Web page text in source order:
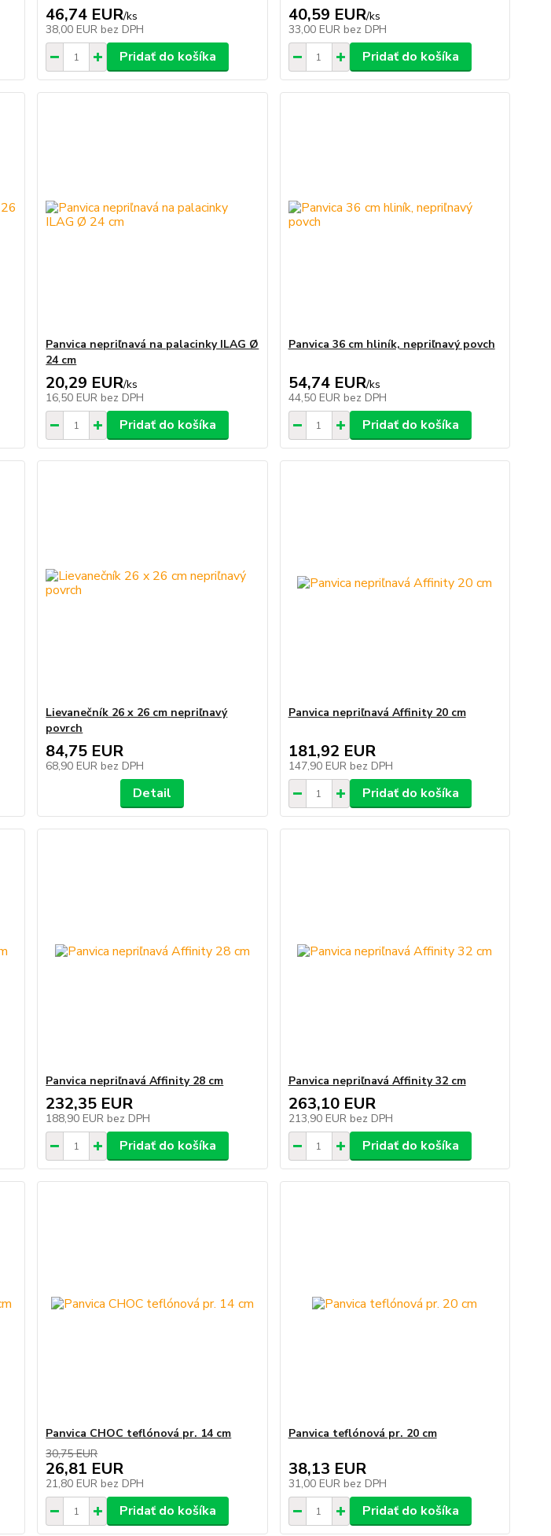
46,74 EUR/ks
38,00 EUR bez DPH
Pridať do košíka
40,59 EUR/ks
33,00 EUR bez DPH
Pridať do košíka
Panvica nepriľnavá na palacinky ILAG Ø
24 cm
20,29 EUR/ks
16,50 EUR bez DPH
Pridať do košíka
Panvica 36 cm hliník, nepriľnavý povch
54,74 EUR/ks
44,50 EUR bez DPH
Pridať do košíka
Lievanečník 26 x 26 cm nepriľnavý
povrch
84,75 EUR
68,90 EUR bez DPH
Detail
Panvica nepriľnavá Affinity 20 cm
181,92 EUR
147,90 EUR bez DPH
Pridať do košíka
Panvica nepriľnavá Affinity 28 cm
232,35 EUR
188,90 EUR bez DPH
Pridať do košíka
Panvica nepriľnavá Affinity 32 cm
263,10 EUR
213,90 EUR bez DPH
Pridať do košíka
Panvica CHOC teflónová pr. 14 cm
30,75 EUR
26,81 EUR
21,80 EUR bez DPH
Pridať do košíka
Panvica teflónová pr. 20 cm
38,13 EUR
31,00 EUR bez DPH
Pridať do košíka